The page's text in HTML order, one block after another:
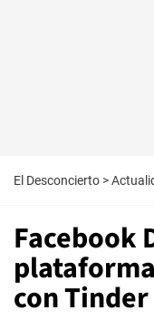
El Desconcierto >
Facebook
con Tinder